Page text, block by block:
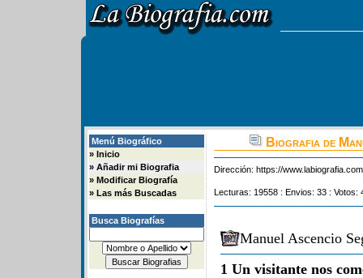
Menú Biográfico
» Inicio
» Añadir mi Biografia
» Modificar Biografía
» Las más Buscadas
Busca Biografías
Biografia de
Dirección: https://
Lecturas: 19558 : Envios: 33 : Votos:
Manuel Ascencio
1 Un visitante nos